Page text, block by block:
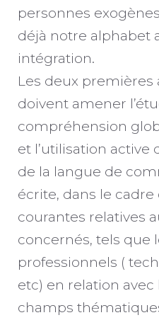
personnes
déjà notre alphabet
intégration.
Les deux premières
doivent amener
compréhension
et l’utilisation active
de la langue de
écrite, dans le
courantes relatives
concernés, tels que
professionnels (
etc) en relation
champs